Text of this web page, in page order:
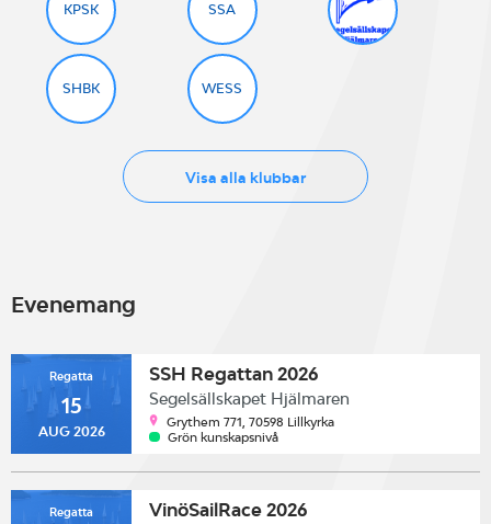
KPSK SSA
SHBK WESS
Visa alla klubbar
Evenemang
Regatta
15
AUG 2026
SSH Regattan 2026
Segelsällskapet Hjälmaren
Grythem 771, 70598 Lillkyrka
Grön kunskapsnivå
Regatta VinöSailRace 2026